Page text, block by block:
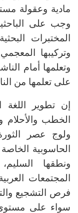
مادية وعقولة
وجب على
المختبرات
وتركيبها
وتعلمها أمام
على تعلمها من
إن تطوير اللغة
الخطب
ولوج عصر
الحاسوبية
ونطقها
المجتمعات
فرص التشجيع
سواء على